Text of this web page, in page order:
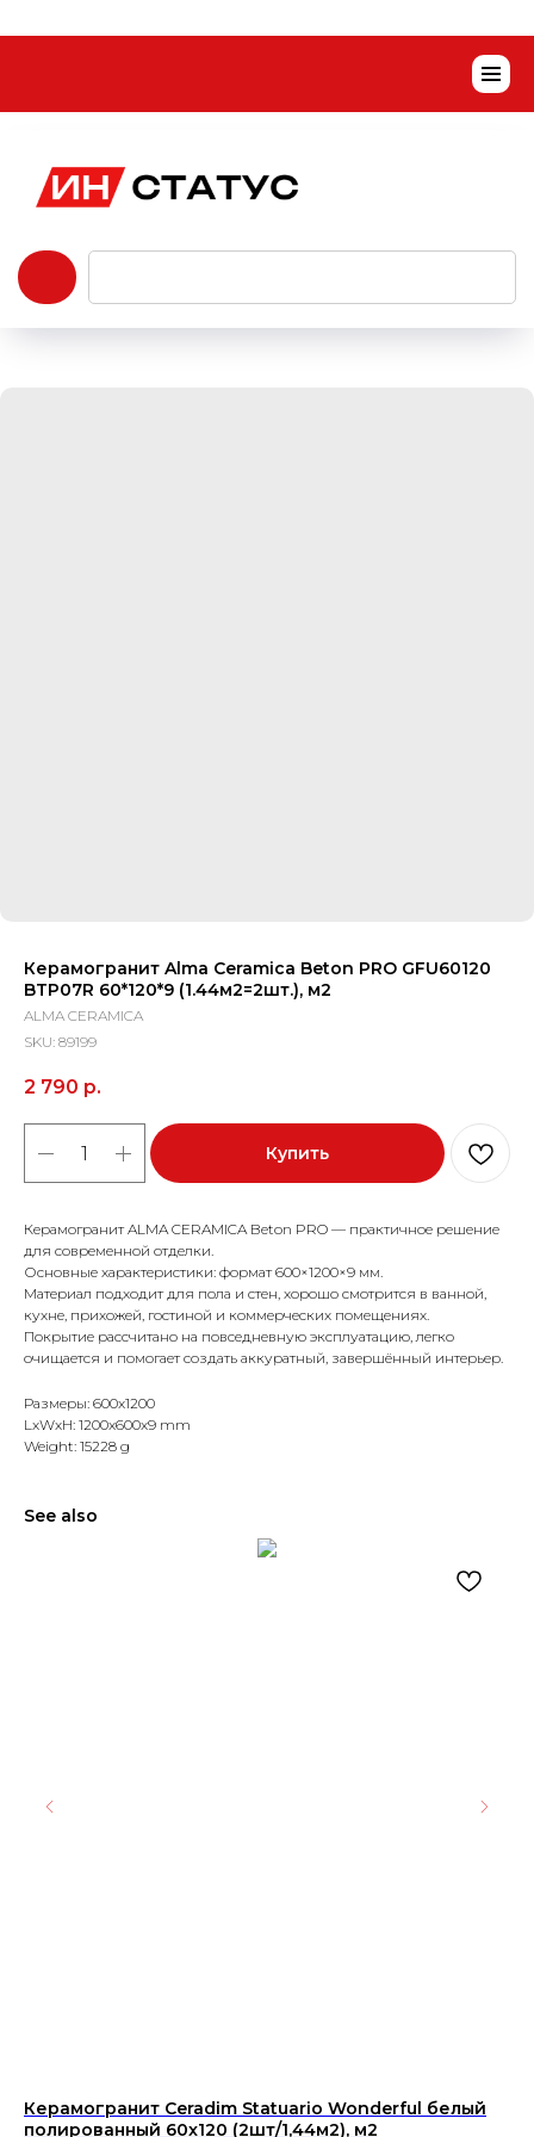
Керамогранит Alma Ceramica Beton PRO GFU60120
BTP07R 60*120*9 (1.44м2=2шт.), м2
ALMA CERAMICA
SKU: 89199
2 790 р.
Купить
Керамогранит ALMA CERAMICA Beton PRO — практичное решение
для современной отделки.
Основные характеристики: формат 600×1200×9 мм.
Материал подходит для пола и стен, хорошо смотрится в ванной,
кухне, прихожей, гостиной и коммерческих помещениях.
Покрытие рассчитано на повседневную эксплуатацию, легко
очищается и помогает создать аккуратный, завершённый интерьер.
Размеры: 600x1200
LxWxH: 1200x600x9 mm
Weight: 15228 g
See also
Керамогранит Ceradim Statuario Wonderful белый
полированный 60x120 (2шт/1,44м2), м2